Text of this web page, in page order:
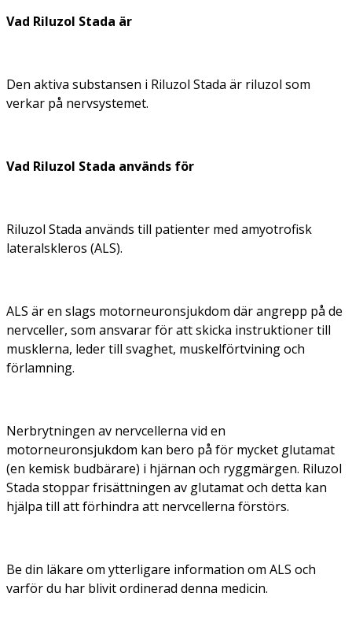
Vad Riluzol Stada är
Den aktiva substansen i Riluzol Stada är riluzol som
verkar på nervsystemet.
Vad Riluzol Stada används för
Riluzol Stada används till patienter med amyotrofisk
lateralskleros (ALS).
ALS är en slags motorneuronsjukdom där angrepp på de
nervceller, som ansvarar för att skicka instruktioner till
musklerna, leder till svaghet, muskelförtvining och
förlamning.
Nerbrytningen av nervcellerna vid en
motorneuronsjukdom kan bero på för mycket glutamat
(en kemisk budbärare) i hjärnan och ryggmärgen. Riluzol
Stada stoppar frisättningen av glutamat och detta kan
hjälpa till att förhindra att nervcellerna förstörs.
Be din läkare om ytterligare information om ALS och
varför du har blivit ordinerad denna medicin.